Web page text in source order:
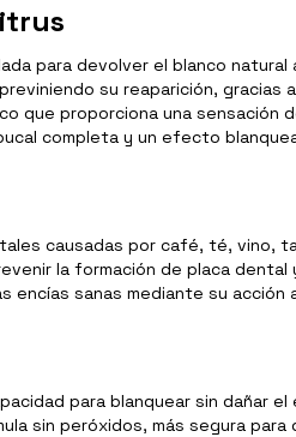
para devolver el blanco
su reaparición,
que proporciona una
completa y un efecto
causadas por café, té,
la formación de placa
sanas mediante su
para blanquear sin dañar
sin peróxidos, más segura